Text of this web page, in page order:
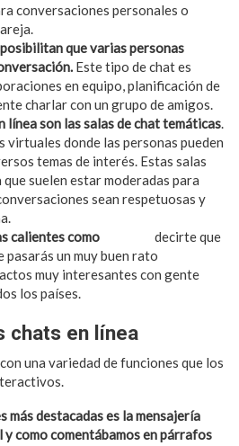
conversaciones personales o
que varias personas
Este tipo de chat es
en equipo, planificación de
charlar con un grupo de amigos.
línea son las salas de chat temáticas.
virtuales donde las personas pueden
temas de interés. Estas salas
suelen estar moderadas para
sean respetuosas y
calientes como
decirte que
pasarás un muy buen rato
muy interesantes con gente
los países.
chats en línea
una variedad de funciones que los
más destacadas es la mensajería
y como comentábamos en párrafos